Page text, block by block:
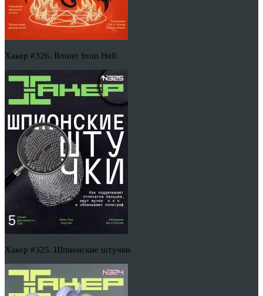
Хакер #326. Router from Hell
Хакер #325. Шпионские штучки